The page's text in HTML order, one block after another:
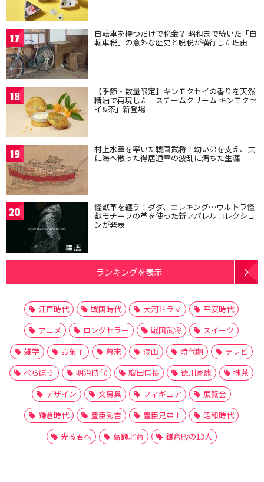
17 自転車を持つだけで税金？ 昭和まで続いた「自
転車税」の意外な歴史と脱税が横行した理由
18 【季節・数量限定】キンモクセイの香りを天然
精油で再現した「スチームクリーム キンモクセ
イ&茶」新登場
19 村上水軍を率いた戦国武将！幼い弟を支え、共
に海へ散った得居通幸の波乱に満ちた生涯
20 怪獣革を纏う！ダダ、エレキング…ウルトラ怪
獣モチーフの革を使った新アパレルコレクショ
ンが発表
ランキングを表示
江戸時代 戦国時代 大河ドラマ
平安時代
アニメ
ロングセラー 戦国武将
スイーツ
雑学
お菓子 幕末 漫画 時代劇
テレビ
べらぼう
明治時代 織田信長 徳川家康
抹茶
デザイン
文房具 フィギュア
展覧会
鎌倉時代
豊臣秀吉 豊臣兄弟！
昭和時代
光る君へ
葛飾北斎 鎌倉殿の13人